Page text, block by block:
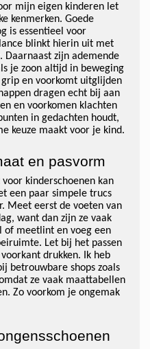
mijn eigen kinderen let
kenmerken. Goede
is essentieel voor
blinkt hierin uit met
Daarnaast zijn ademende
je zoon altijd in beweging
grip en voorkomt uitglijden
dragen echt bij aan
en voorkomen klachten
in gedachten houdt,
keuze maakt voor je kind.
en pasvorm
kinderschoenen kan
een paar simpele trucs
Meet eerst de voeten van
want dan zijn ze vaak
of meetlint en voeg een
Let bij het passen
drukken. Ik heb
betrouwbare shops zoals
ze vaak maattabellen
Zo voorkom je ongemak